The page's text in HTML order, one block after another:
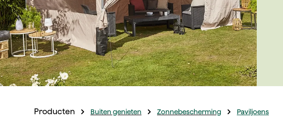
Producten Buiten genieten Zonnebescherming Paviljoens